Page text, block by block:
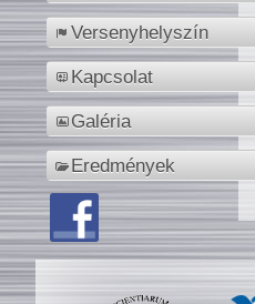
Versenyhelyszín
Kapcsolat
Galéria
Eredmények